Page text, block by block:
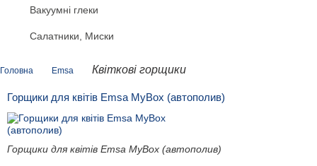
Вакуумні глеки
Салатники, Миски
Головна Emsa Квіткові горщики
Горщики для квітів Emsa MyBox (автополив)
Горщики для квітів Emsa MyBox (автополив)